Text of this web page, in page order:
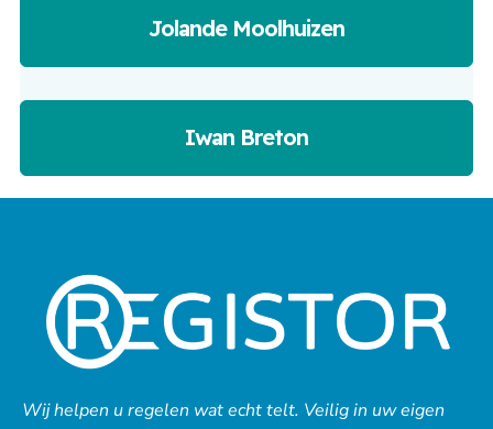
Jolande Moolhuizen
Iwan Breton
Wij helpen u regelen wat echt telt. Veilig in uw eigen